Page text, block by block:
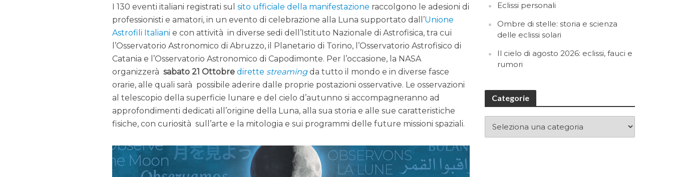
I 130 eventi italiani registrati sulsito ufficiale della manifestazione raccolgono le adesioni di
professionisti e amatori, in un evento di celebrazione alla Luna supportato dall’Unione
Astrofili Italiani e con attività in diverse sedi dell’Istituto Nazionale di Astrofisica, tra cui
l’Osservatorio Astronomico di Abruzzo, il Planetario di Torino, l’Osservatorio Astrofisico di
Catania e l’Osservatorio Astronomico di Capodimonte. Per l’occasione, la NASA
organizzeràsabato 21 Ottobre dirette streamingda tutto il mondo e in diverse fasce
orarie, alle quali sarà possibile aderire dalle proprie postazioni osservative. Le osservazioni
al telescopio della superficie lunare e del cielo d’autunno si accompagneranno ad
approfondimenti dedicati all’origine della Luna, alla sua storia e alle sue caratteristiche
fisiche, con curiosità sull’arte e la mitologia e sui programmi delle future missioni spaziali.
Eclissi personali
Ombre di stelle: storia e scienza
delle eclissi solari
Il cielo di agosto 2026: eclissi, fauci e
rumori
Categorie